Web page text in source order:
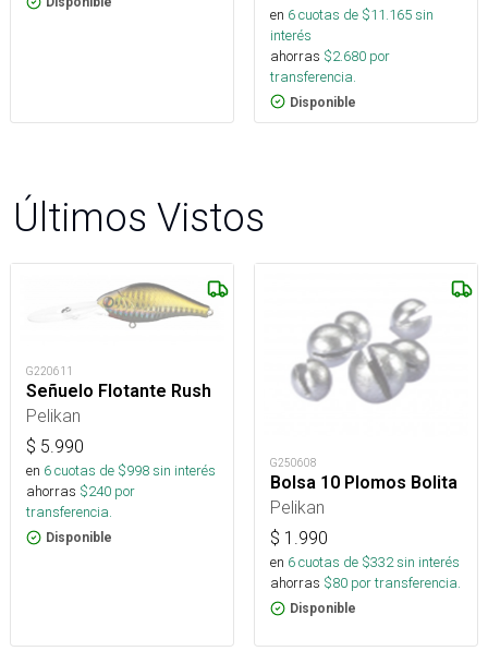
en 6cuotas de $11.165sin
interés
ahorras $2.680 por
transferencia.
Disponible
Últimos Vistos
G220611
Señuelo Flotante Rush
Pelikan
$ 5.990
en 6cuotas de $998sin interés
ahorras $240 por
transferencia.
Disponible
G250608
Bolsa 10 Plomos Bolita
Pelikan
$ 1.990
en 6cuotas de $332sin interés
ahorras $80 por transferencia.
Disponible